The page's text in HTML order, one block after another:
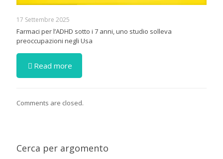
17 Settembre 2025
Farmaci per l’ADHD sotto i 7 anni, uno studio solleva
preoccupazioni negli Usa
Read more
Comments are closed.
Cerca per argomento